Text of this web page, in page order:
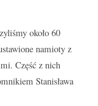
około 60
namioty z
Część z nich
Stanisława